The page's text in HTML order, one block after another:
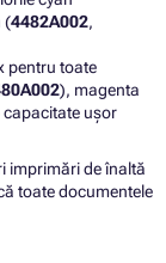
(4482A002,
pentru toate
), magenta
capacitate ușor
imprimări de înaltă
toate documentele